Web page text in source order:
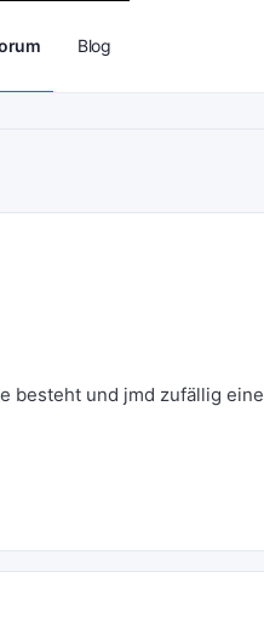
Blog
besteht und jmd zufällig eine